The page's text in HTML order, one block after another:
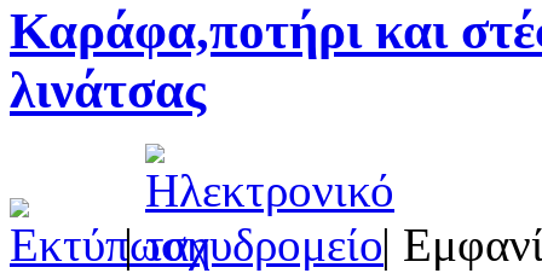
Καράφα,ποτήρι και
λινάτσας
| |